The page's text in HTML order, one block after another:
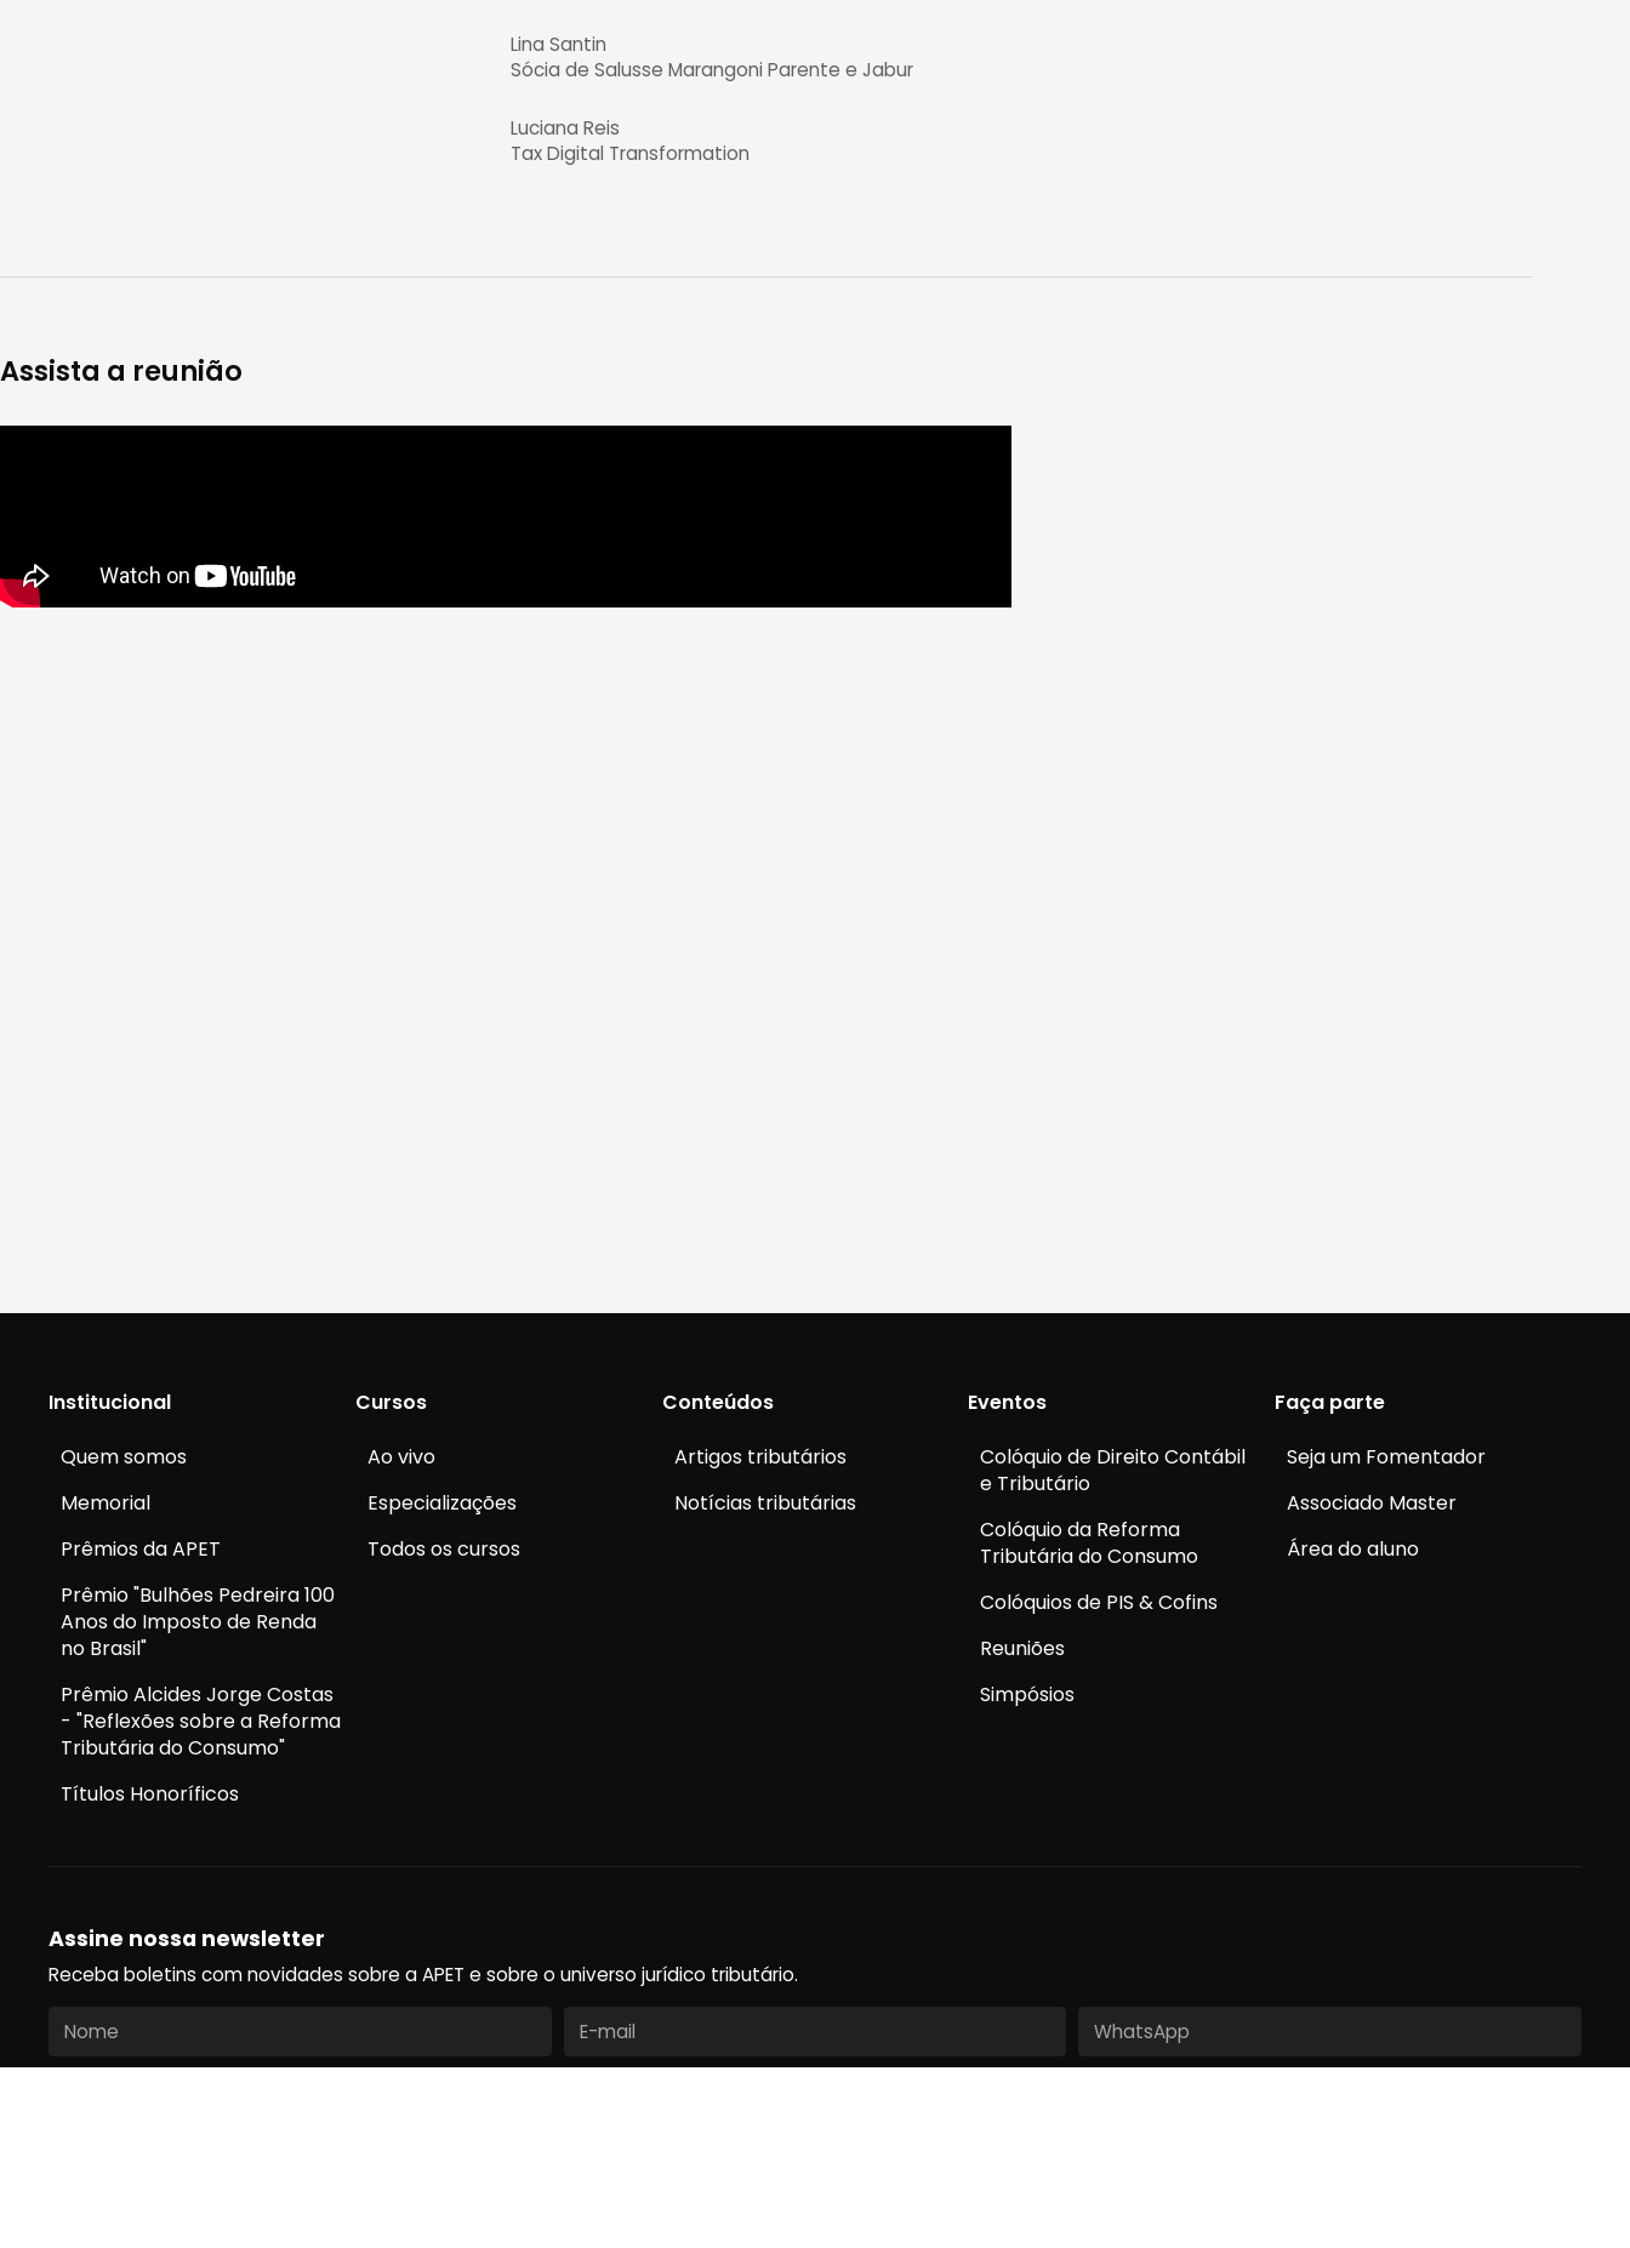
Lina Santin
Sócia de Salusse Marangoni Parente e Jabur
Luciana Reis
Tax Digital Transformation
Assista a reunião
Institucional
Quem somos
Memorial
Prêmios da APET
Prêmio "Bulhões Pedreira 100
Anos do Imposto de Renda
no Brasil"
Prêmio Alcides Jorge Costas
- "Reflexões sobre a Reforma
Tributária do Consumo"
Títulos Honoríficos
Cursos
Ao vivo
Especializações
Todos os cursos
Conteúdos
Artigos tributários
Notícias tributárias
Eventos
Colóquio de Direito Contábil
e Tributário
Colóquio da Reforma
Tributária do Consumo
Colóquios de PIS & Cofins
Reuniões
Simpósios
Faça parte
Seja um Fomentador
Associado Master
Área do aluno
Assine nossa newsletter
Receba boletins com novidades sobre a APET e sobre o universo jurídico tributário.